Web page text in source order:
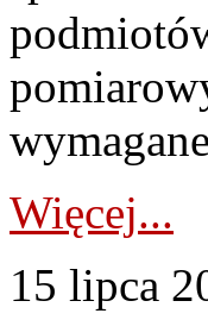
Więcej...
15 lipca